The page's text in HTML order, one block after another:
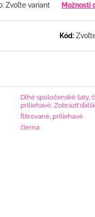
Zvoľte variant Možnosti
Kód:
Dlhé spoločenské šaty,
priliehavé Zobraziť
flitrované priliehavé
čierna